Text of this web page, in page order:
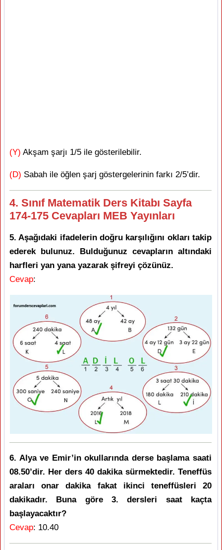
(Y) Akşam şarjı 1/5 ile gösterilebilir.
(D) Sabah ile öğlen şarj göstergelerinin farkı 2/5’dir.
4. Sınıf Matematik Ders Kitabı Sayfa
174-175 Cevapları MEB Yayınları
5. Aşağıdaki ifadelerin doğru karşılığını okları takip
ederek bulunuz. Bulduğunuz cevapların altındaki
harfleri yan yana yazarak şifreyi çözünüz.
Cevap:
6. Alya ve Emir’in okullarında derse başlama saati
08.50’dir. Her ders 40 dakika sürmektedir. Teneffüs
araları onar dakika fakat ikinci teneffüsleri 20
dakikadır. Buna göre 3. dersleri saat kaçta
başlayacaktır?
Cevap: 10.40